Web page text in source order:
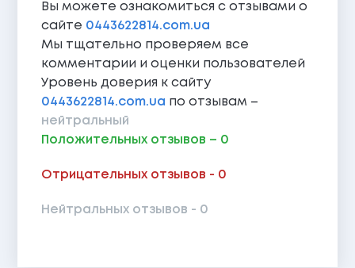
Вы можете ознакомиться с отзывами о
сайте 0443622814.com.ua
Мы тщательно проверяем все
комментарии и оценки пользователей
Уровень доверия к сайту
0443622814.com.ua по отзывам –
нейтральный
Положительных отзывов – 0
Отрицательных отзывов - 0
Нейтральных отзывов - 0